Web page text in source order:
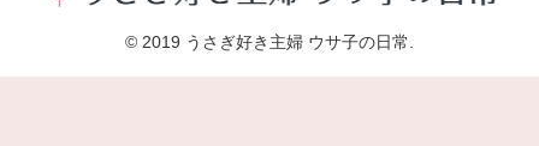
© 2019 うさぎ好き主婦 ウサ子の日常.